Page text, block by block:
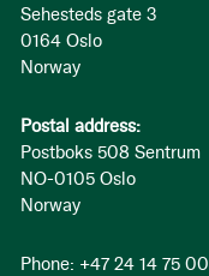
Sehesteds gate 3
0164 Oslo
Norway
Postal address:
Postboks 508 Sentrum
NO-0105 Oslo
Norway
Phone: +47 24 14 75 00